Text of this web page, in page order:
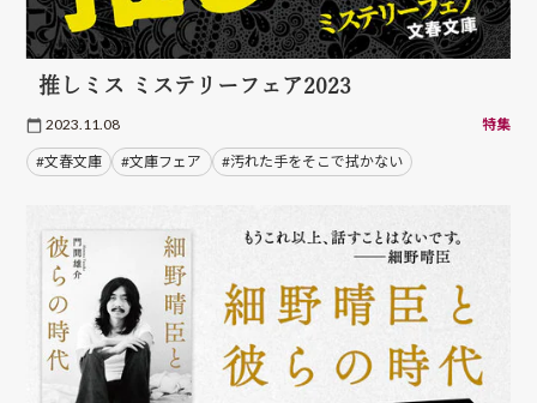
推しミス ミステリーフェア2023
2023.11.08 特集
#文春文庫 #文庫フェア #汚れた手をそこで拭かない